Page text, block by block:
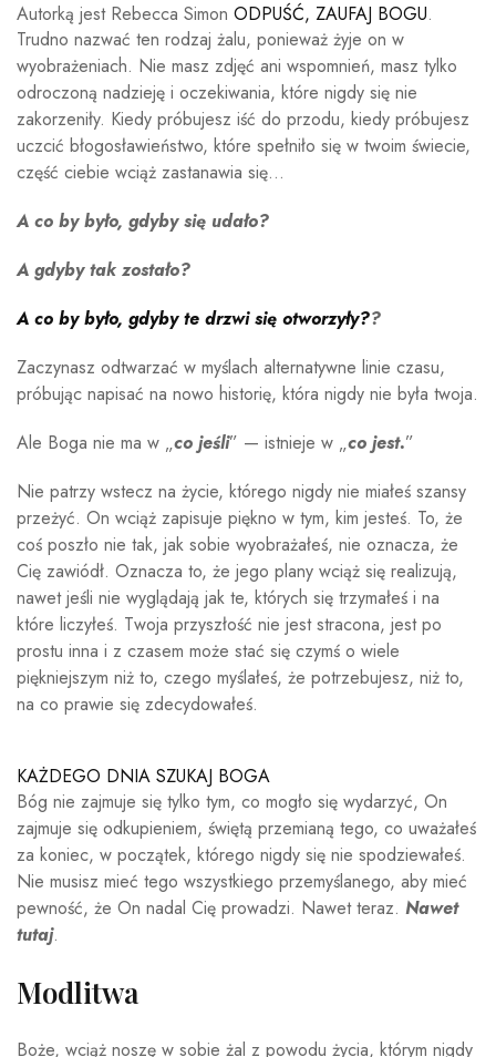
Autorką jest Rebecca Simon ODPUŚĆ, ZAUFAJ BOGU.
Trudno nazwać ten rodzaj żalu, ponieważ żyje on w
wyobrażeniach. Nie masz zdjęć ani wspomnień, masz tylko
odroczoną nadzieję i oczekiwania, które nigdy się nie
zakorzeniły. Kiedy próbujesz iść do przodu, kiedy próbujesz
uczcić błogosławieństwo, które spełniło się w twoim świecie,
część ciebie wciąż zastanawia się…
A co by było, gdyby się udało?
A gdyby tak zostało?
A co by było, gdyby te drzwi się otworzyły??
Zaczynasz odtwarzać w myślach alternatywne linie czasu,
próbując napisać na nowo historię, która nigdy nie była twoja.
Ale Boga nie ma w „co jeśli” — istnieje w „co jest.”
Nie patrzy wstecz na życie, którego nigdy nie miałeś szansy
przeżyć. On wciąż zapisuje piękno w tym, kim jesteś. To, że
coś poszło nie tak, jak sobie wyobrażałeś, nie oznacza, że ​​
Cię zawiódł. Oznacza to, że jego plany wciąż się realizują,
nawet jeśli nie wyglądają jak te, których się trzymałeś i na
które liczyłeś. Twoja przyszłość nie jest stracona, jest po
prostu inna i z czasem może stać się czymś o wiele
piękniejszym niż to, czego myślałeś, że potrzebujesz, niż to,
na co prawie się zdecydowałeś.
KAŻDEGO DNIA SZUKAJ BOGA
Bóg nie zajmuje się tylko tym, co mogło się wydarzyć, On
zajmuje się odkupieniem, świętą przemianą tego, co uważałeś
za koniec, w początek, którego nigdy się nie spodziewałeś.
Nie musisz mieć tego wszystkiego przemyślanego, aby mieć
pewność, że On nadal Cię prowadzi. Nawet teraz. Nawet
tutaj.
Modlitwa
Boże, wciąż noszę w sobie żal z powodu życia, którym nigdy